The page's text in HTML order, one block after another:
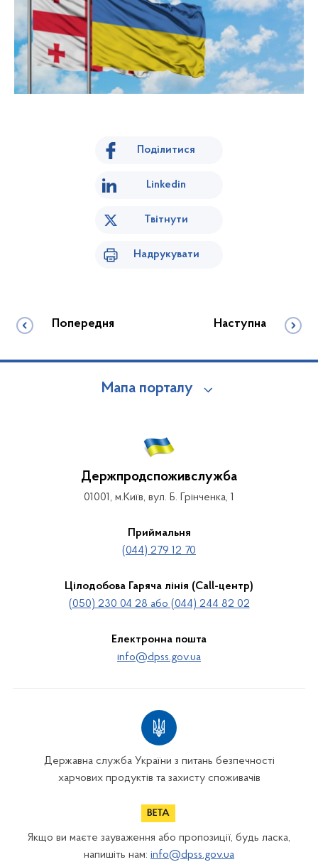
Поділитися
Linkedin
Твітнути
Надрукувати
Попередня Наступна
Мапа порталу
Держпродспоживслужба
01001, м.Київ, вул. Б. Грінченка, 1
Приймальня
(044) 279 12 70
Цілодобова Гаряча лінія (Call-центр)
(050) 230 04 28 або (044) 244 82 02
Електронна пошта
info@dpss.gov.ua
Державна служба України з питань безпечності
харчових продуктів та захисту споживачів
Якщо ви маєте зауваження або пропозиції, будь ласка,
напишіть нам: info@dpss.gov.ua